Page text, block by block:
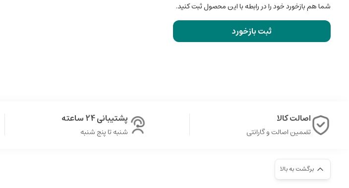
شما هم بازخورد خود را در رابطه با این محصول ثبت کنید.
ثبت بازخورد
اصالت کالا
تضمین اصالت و گارانتی
پشتیبانی 24 ساعته
شنبه تا پنج شنبه
برگشت به بالا